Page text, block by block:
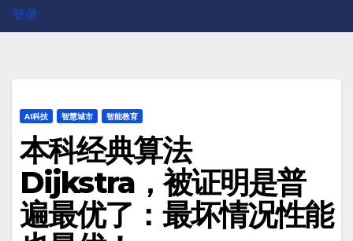
登录
AI科技 智慧城市 智能教育
本科经典算法
Dijkstra，被证明是普
遍最优了：最坏情况性能